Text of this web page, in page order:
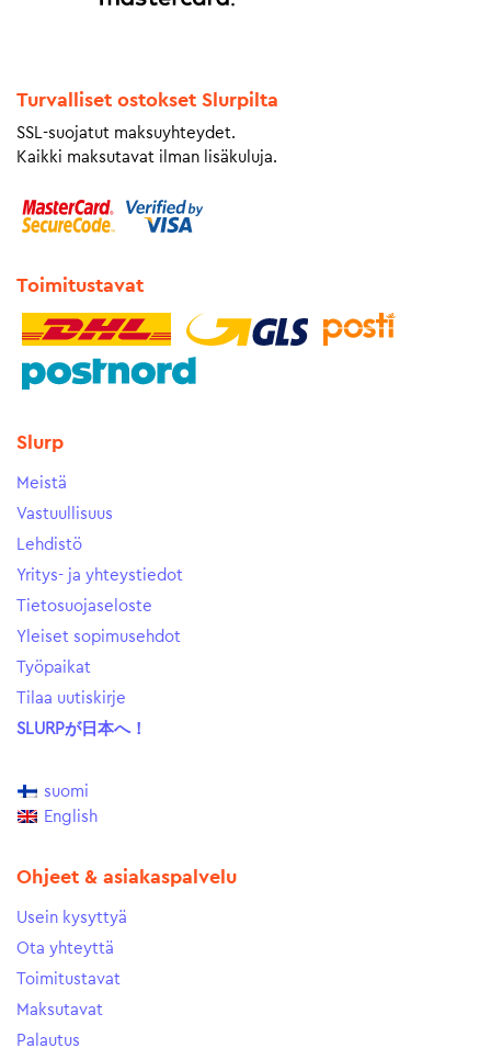
Turvalliset ostokset Slurpilta
SSL-suojatut maksuyhteydet.
Kaikki maksutavat ilman lisäkuluja.
Toimitustavat
Slurp
Meistä
Vastuullisuus
Lehdistö
Yritys- ja yhteystiedot
Tietosuojaseloste
Yleiset sopimusehdot
Työpaikat
Tilaa uutiskirje
SLURPが日本へ！
suomi
English
Ohjeet & asiakaspalvelu
Usein kysyttyä
Ota yhteyttä
Toimitustavat
Maksutavat
Palautus